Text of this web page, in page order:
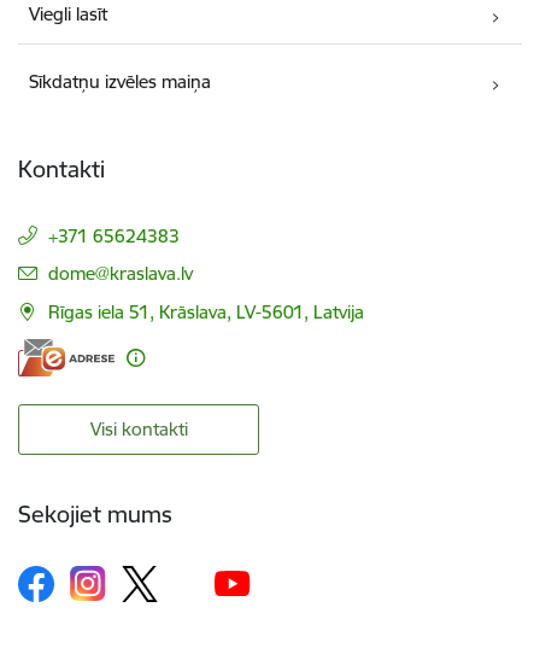
Viegli lasīt
Sīkdatņu izvēles maiņa
Kontakti
+371 65624383
E-pasts:
dome@kraslava.lv
Rīgas iela 51, Krāslava, LV-5601, Latvija
Visi kontakti
Sekojiet mums